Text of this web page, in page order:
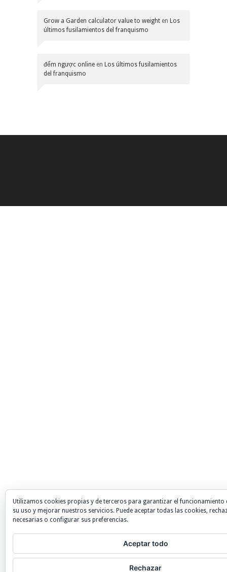
Grow a Garden calculator value to weight en Los
últimos fusilamientos del franquismo
đếm ngược online en Los últimos fusilamientos
del franquismo
Utilizamos cookies propias y de terceros para garantizar el funcionamiento
su uso y mejorar nuestros servicios. Puede aceptar todas las cookies,
necesarias o configurar sus preferencias.
Aceptar todo
Rechazar